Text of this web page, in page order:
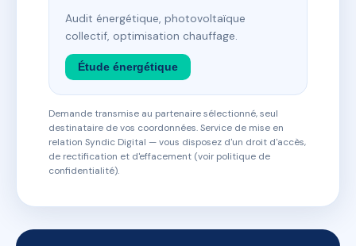
Audit énergétique, photovoltaïque
collectif, optimisation chauffage.
Étude énergétique
Demande transmise au partenaire sélectionné, seul
destinataire de vos coordonnées. Service de mise en
relation Syndic Digital — vous disposez d'un droit d'accès,
de rectification et d'effacement (voir politique de
confidentialité).